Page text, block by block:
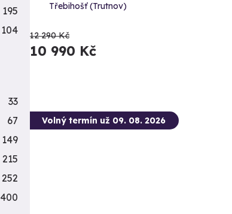
Třebihošť (Trutnov)
12 290 Kč
10 990 Kč
Volný termín už 09. 08. 2026
195
104
33
67
149
215
252
400